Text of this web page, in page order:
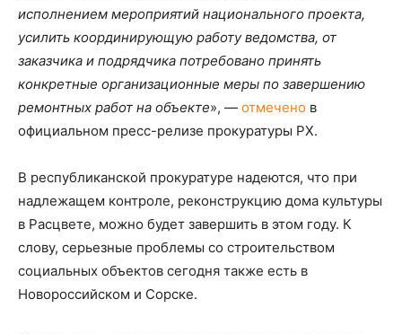
исполнением мероприятий национального проекта,
усилить координирующую работу ведомства, от
заказчика и подрядчика потребовано принять
конкретные организационные меры по завершению
ремонтных работ на объекте», — отмечено в
официальном пресс-релизе прокуратуры РХ.
В республиканской прокуратуре надеются, что при
надлежащем контроле, реконструкцию дома культуры
в Расцвете, можно будет завершить в этом году. К
слову, серьезные проблемы со строительством
социальных объектов сегодня также есть в
Новороссийском и Сорске.